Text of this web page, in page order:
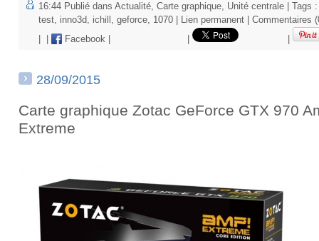
16:44 Publié dans Actualité Carte graphique Unité centrale | Tags :
test
inno3d ichill geforce 1070 Lien permanent
Commentaires
Facebook
28/09/2015
Carte graphique Zotac GeForce GTX 970
Extreme